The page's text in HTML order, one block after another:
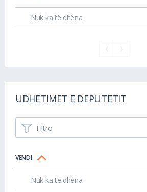
Nuk ka të dhëna
UDHËTIMET E DEPUTETIT
Filtro
VENDI
Nuk ka të dhëna